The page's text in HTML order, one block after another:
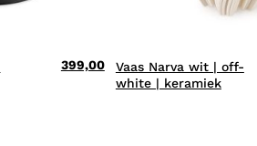
399,00
Vaas Narva wit | off-
white | keramiek